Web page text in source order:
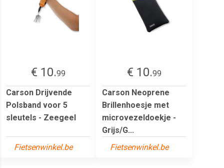
€ 10.99
Carson Drijvende
Polsband voor 5
sleutels - Zeegeel
Fietsenwinkel.be
€ 10.99
Carson Neoprene
Brillenhoesje met
microvezeldoekje -
Grijs/G...
Fietsenwinkel.be